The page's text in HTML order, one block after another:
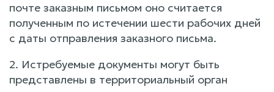
почте заказным письмом оно считается
полученным по истечении шести рабочих дней
с даты отправления заказного письма.
2. Истребуемые документы могут быть
представлены в территориальный орган